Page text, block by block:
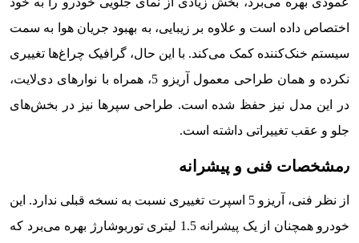
اختصاص داده است و علاوه بر زیبایی، به بهبود جریان هوا به سمت
سیستم خنک‌کننده کمک می‌کند. با این حال، گرافیک چراغ‌ها تغییری
نکرده و همان طراحی معمول آریزو 5، همراه با نوارهای دی‌لایت،
در این مدل نیز حفظ شده است. طراحی سپرها نیز در بخش‌های
جلو و عقب تغییراتی داشته است.
٫مشخصات فنی و پیشرانه
از نظر فنی، آریزو 5 اسپرت تغییری نسبت به نسخه قبلی ندارد. این
خودرو همچنان از یک پیشرانه 1.5 لیتری توربوشارژ بهره می‌برد که